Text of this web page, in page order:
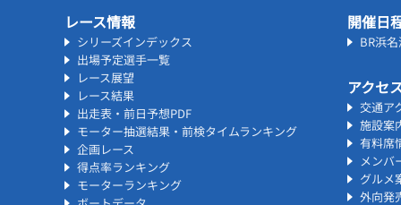
レース情報
シリーズインデックス
出場予定選手一覧
レース展望
レース結果
出走表・前日予想PDF
モーター抽選結果・前検タイムランキング
企画レース
得点率ランキング
モーターランキング
開催日
BR浜
アクセ
交通ア
施設案
有料席
メンバ
グルメ
外向発